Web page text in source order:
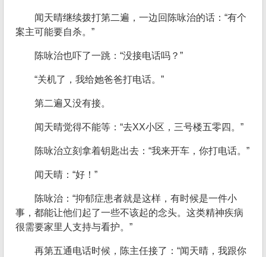
闻天晴继续拨打第二遍，一边回陈咏治的话：“有个
案主可能要自杀。”
陈咏治也吓了一跳：“没接电话吗？”
“关机了，我给她爸爸打电话。”
第二遍又没有接。
闻天晴觉得不能等：“去XX小区，三号楼五零四。”
陈咏治立刻拿着钥匙出去：“我来开车，你打电话。”
闻天晴：“好！”
陈咏治：“抑郁症患者就是这样，有时候是一件小
事，都能让他们起了一些不该起的念头。这类精神疾病
很需要家里人支持与看护。”
再第五通电话时候，陈主任接了：“闻天晴，我跟你